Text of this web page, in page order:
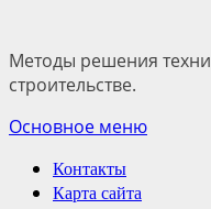
Методы решения
строительстве.
Основное меню
Контакты
Карта сайта